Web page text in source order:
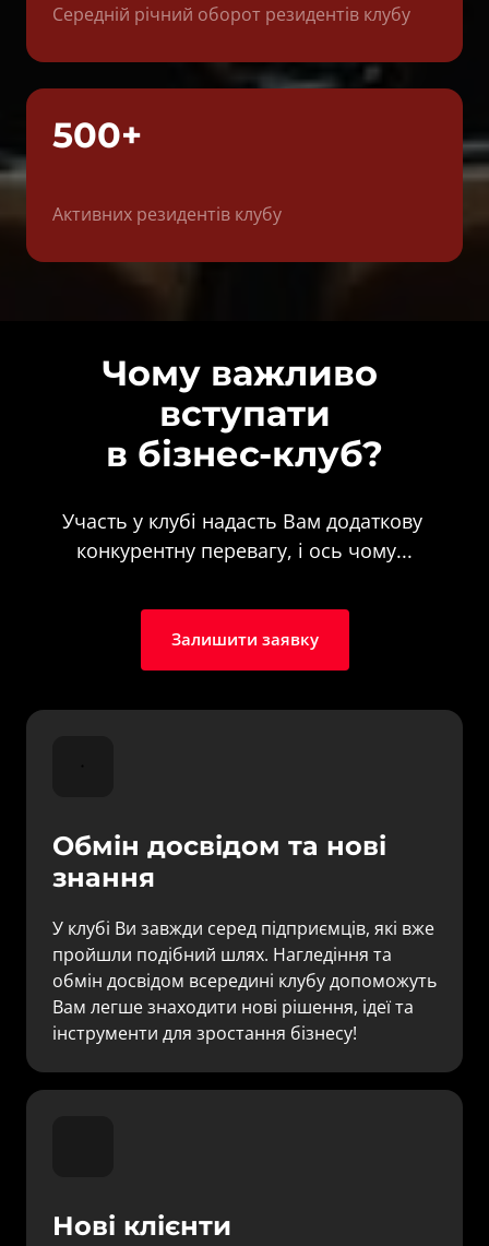
Середній річний оборот резидентів клубу
500+
Активних резидентів клубу
Чому важливо
вступати
в бізнес-клуб?
Участь у клубі надасть Вам додаткову
конкурентну перевагу, і ось чому...
Залишити заявку
Обмін досвідом та нові
знання
У клубі Ви завжди серед підприємців, які вже
пройшли подібний шлях. Нагледіння та
обмін досвідом всередині клубу допоможуть
Вам легше знаходити нові рішення, ідеї та
інструменти для зростання бізнесу!
Нові клієнти